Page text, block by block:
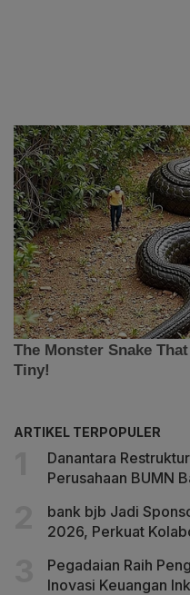
ARTIKEL TERPOPULER
Danantara
Perusahaan BUMN
bank bjb Jadi
2026, Perkuat
Pegadaian Raih
Inovasi Keuangan